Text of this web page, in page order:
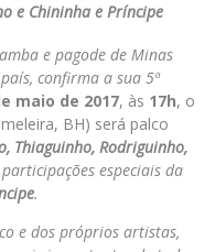
e Chininha e Príncipe
e pagode de Minas
confirma a sua 5ª
maio de 2017, às 17h, o
BH) será palco
Thiaguinho, Rodriguinho,
especiais da
.
e dos próprios artistas,